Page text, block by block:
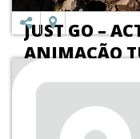
JUST GO –
ANIMAÇÃO